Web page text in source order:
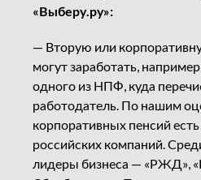
«Выберу.ру»:
— Вторую или
могут заработать,
одного из НПФ, куда
работодатель. По нашим
корпоративных пенсий
российских компаний.
лидеры бизнеса — «РЖД»,